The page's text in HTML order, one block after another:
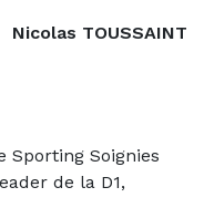
Nicolas TOUSSAINT
Sporting Soignies
de la D1,